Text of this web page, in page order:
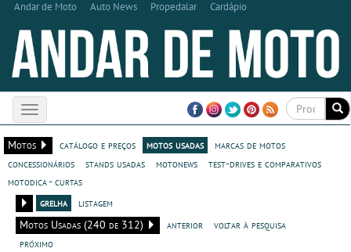
Andar de Moto Auto News Propedalar Cardápio
Toggle
navigation
Motos
catálogo e preços motos usadas
marcas de motos
concessionários
stands usadas motonews
test-drives e comparativos
motodica - curtas
grelha
listagem
Motos Usadas (240 de 312)
anterior
voltar à pesquisa
próximo